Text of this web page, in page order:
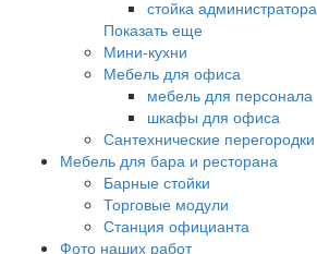
стойка администратора
Показать еще
Мини-кухни
Мебель для офиса
мебель для персонала
шкафы для офиса
Сантехнические перегородки
Мебель для бара и ресторана
Барные стойки
Торговые модули
Станция официанта
Фото наших работ